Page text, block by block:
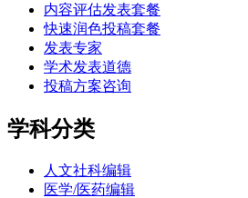
内容评估发表套餐
快速润色投稿套餐
发表专家
学术发表道德
投稿方案咨询
学科分类
人文社科编辑
医学/医药编辑